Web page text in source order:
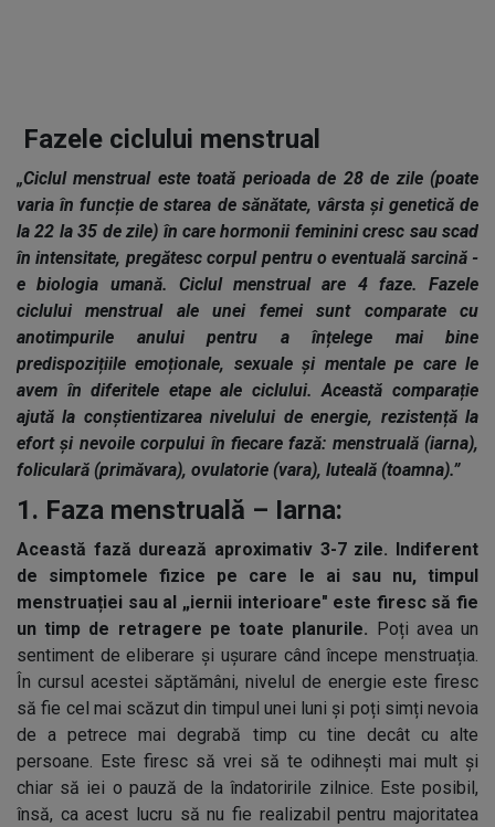
Fazele ciclului menstrual
„Ciclul menstrual este toată perioada de 28 de zile (poate
varia în funcție de starea de sănătate, vârsta și genetică de
la 22 la 35 de zile) în care hormonii feminini cresc sau scad
în intensitate, pregătesc corpul pentru o eventuală sarcină -
e biologia umană. Ciclul menstrual are 4 faze. Fazele
ciclului menstrual ale unei femei sunt comparate cu
anotimpurile anului pentru a înțelege mai bine
predispozițiile emoționale, sexuale și mentale pe care le
avem în diferitele etape ale ciclului. Această comparație
ajută la conștientizarea nivelului de energie, rezistență la
efort și nevoile corpului în fiecare fază: menstruală (iarna),
foliculară (primăvara), ovulatorie (vara), luteală (toamna).”
1. Faza menstruală – Iarna:
Această fază durează aproximativ 3-7 zile. Indiferent
de simptomele fizice pe care le ai sau nu, timpul
menstruației sau al „iernii interioare" este firesc să fie
un timp de retragere pe toate planurile. Poți avea un
sentiment de eliberare și ușurare când începe menstruația.
În cursul acestei săptămâni, nivelul de energie este firesc
să fie cel mai scăzut din timpul unei luni și poți simți nevoia
de a petrece mai degrabă timp cu tine decât cu alte
persoane. Este firesc să vrei să te odihnești mai mult și
chiar să iei o pauză de la îndatoririle zilnice. Este posibil,
însă, ca acest lucru să nu fie realizabil pentru majoritatea